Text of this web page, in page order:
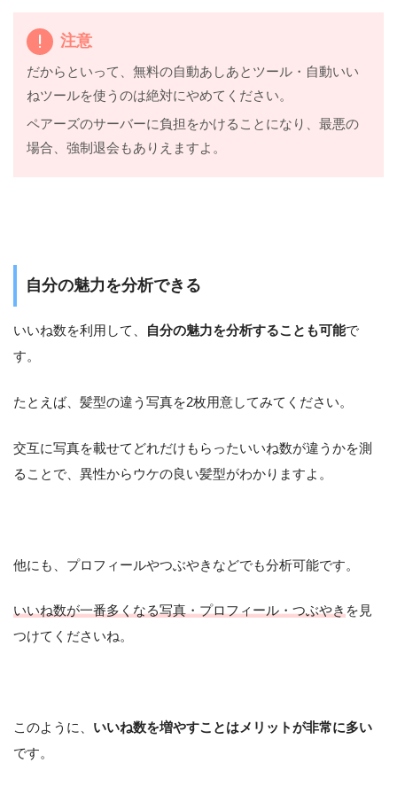
注意
だからといって、無料の自動あしあとツール・自動いい
ねツールを使うのは絶対にやめてください。
ペアーズのサーバーに負担をかけることになり、最悪の
場合、強制退会もありえますよ。
自分の魅力を分析できる
いいね数を利用して、 自分の魅力を分析することも可能で
す。
たとえば、髪型の違う写真を2枚用意してみてください。
交互に写真を載せてどれだけもらったいいね数が違うかを測
ることで、異性からウケの良い髪型がわかりますよ。
他にも、プロフィールやつぶやきなどでも分析可能です。
いいね数が一番多くなる写真・プロフィール・つぶやき を見
つけてくださいね。
このように、 いいね数を増やすことはメリットが非常に多い
です。